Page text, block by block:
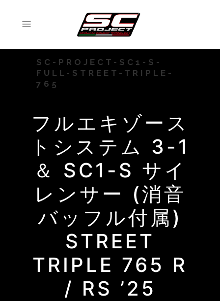
SC-PROJECT-SC1-S-
FULL-STREET-TRIPLE-
765
フルエキゾース
トシステム 3-1
＆ SC1-S サイ
レンサー (消音
バッフル付属)
STREET
TRIPLE 765 R
/ RS ’25